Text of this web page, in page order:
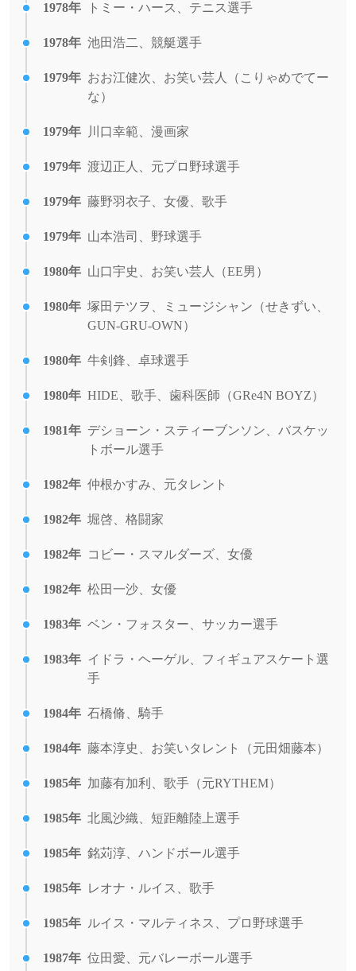
1978年 トミー・ハース、テニス選手
1978年 池田浩二、競艇選手
1979年 おお江健次、お笑い芸人（こりゃめでてー
な）
1979年 川口幸範、漫画家
1979年 渡辺正人、元プロ野球選手
1979年 藤野羽衣子、女優、歌手
1979年 山本浩司、野球選手
1980年 山口宇史、お笑い芸人（EE男）
1980年 塚田テツヲ、ミュージシャン（せきずい、
GUN-GRU-OWN）
1980年 牛剣鋒、卓球選手
1980年 HIDE、歌手、歯科医師（GRe4N BOYZ）
1981年 デショーン・スティーブンソン、バスケッ
トボール選手
1982年 仲根かすみ、元タレント
1982年 堀啓、格闘家
1982年 コビー・スマルダーズ、女優
1982年 松田一沙、女優
1983年 ベン・フォスター、サッカー選手
1983年 イドラ・ヘーゲル、フィギュアスケート選
手
1984年 石橋脩、騎手
1984年 藤本淳史、お笑いタレント（元田畑藤本）
1985年 加藤有加利、歌手（元RYTHEM）
1985年 北風沙織、短距離陸上選手
1985年 銘苅淳、ハンドボール選手
1985年 レオナ・ルイス、歌手
1985年 ルイス・マルティネス、プロ野球選手
1987年 位田愛、元バレーボール選手